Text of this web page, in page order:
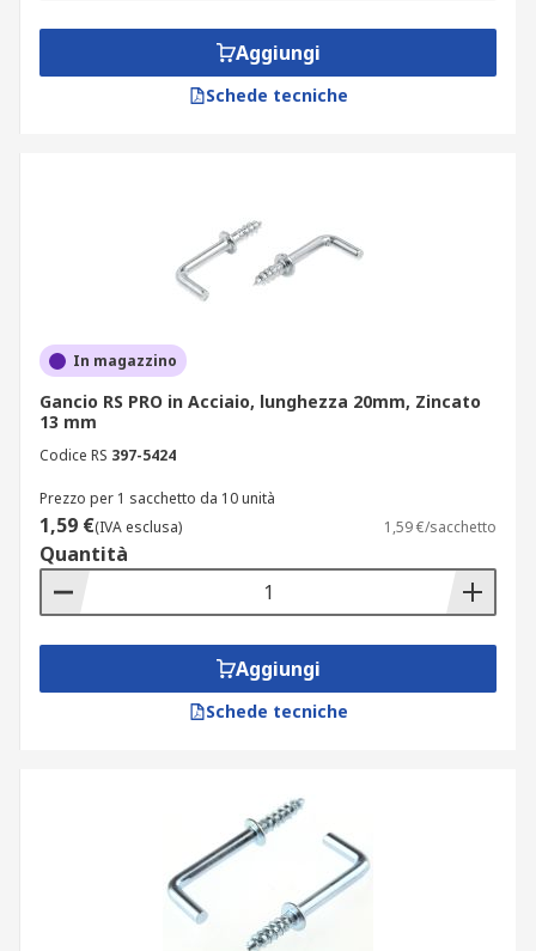
Aggiungi
Schede tecniche
In magazzino
Gancio RS PRO in Acciaio, lunghezza 20mm, Zincato
13 mm
Codice RS 397-5424
Prezzo per 1 sacchetto da 10 unità
1,59 €(IVA esclusa) 1,59 €/sacchetto
Quantità
Aggiungi
Schede tecniche